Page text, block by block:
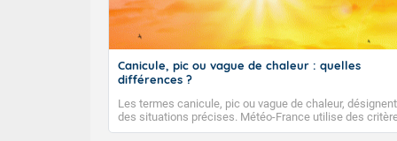
Canicule, pic ou vague de chaleur : quelles
différences ?
Les termes canicule, pic ou vague de chaleur, désignent
des situations précises. Météo-France utilise des
climatologiques pour évaluer et qualifier les épisodes de